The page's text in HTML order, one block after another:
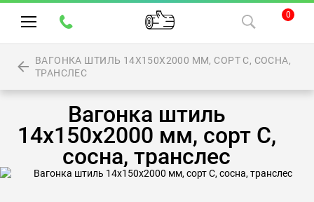
0
ВАГОНКА ШТИЛЬ 14Х150Х2000 ММ, СОРТ С, СОСНА,
ТРАНСЛЕС
Вагонка штиль
14х150х2000 мм, сорт С,
сосна, транслес